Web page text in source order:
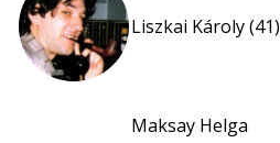
Liszkai Károly (41)
Maksay Helga